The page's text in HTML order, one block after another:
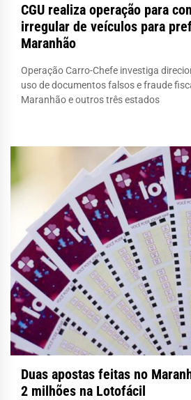
CGU realiza operação para
irregular de veículos para
Maranhão
Operação Carro-Chefe investiga
uso de documentos falsos e fraude
Maranhão e outros três estados
Duas apostas feitas no
2 milhões na Lotofácil